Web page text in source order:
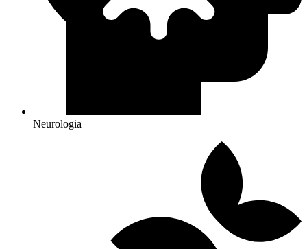
Neurologia